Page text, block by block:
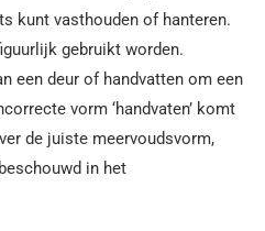
kunt vasthouden of hanteren.
gebruikt worden.
een deur of handvatten om een
vorm ‘handvaten’ komt
de juiste meervoudsvorm,
in het